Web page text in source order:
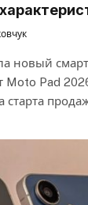
новый
Pad
старта